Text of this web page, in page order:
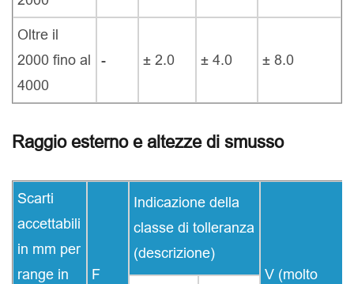
Oltre il
2000 fino al
4000
- ± 2.0 ± 4.0 ± 8.0
Raggio esterno e altezze di smusso
Scarti
accettabili
in mm per
range in
F
Indicazione della
classe di tolleranza
(descrizione)
V (molto